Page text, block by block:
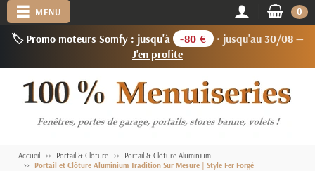
🏷️ Promo moteurs Somfy : jusqu'à -80 €
· jusqu'au 30/08 —
J'en profite
MENU 0
Accueil Portail & Clôture
Portail & Clôture Aluminium
Portail et Clôture Aluminium Tradition Sur Mesure | Style Fer Forgé